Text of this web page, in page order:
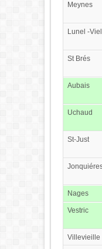
Meynes
Lunel -Viel
St Brés
Aubais
Uchaud
St-Just
Nages
Vestric
Villevieille